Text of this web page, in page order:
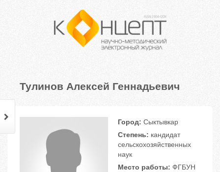
Тулинов Алексей Геннадьевич
Город: Сыктывкар
Степень: кандидат
сельскохозяйственных
наук
Место работы: ФГБУН